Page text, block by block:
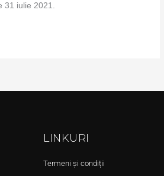
iulie 2021.
LINKURI
Termeni și condiții